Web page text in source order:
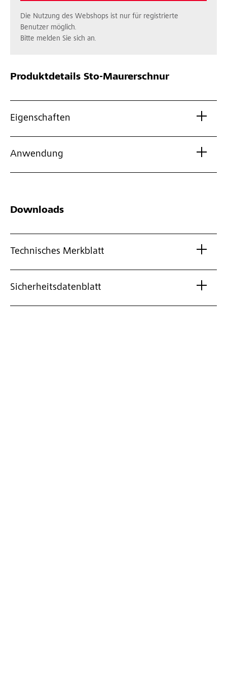
Die Nutzung des Webshops ist nur für registrierte
Benutzer möglich.
Bitte melden Sie sich an.
Produktdetails Sto-Maurerschnur
Eigenschaften
Anwendung
Downloads
Technisches Merkblatt
Sicherheitsdatenblatt